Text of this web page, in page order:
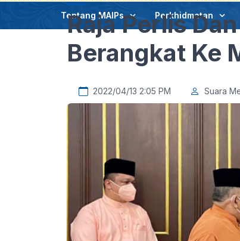
Tentang MAIPs Perkhidmatan
Raja Perlis
Berangkat Ke
2022/04/13 2:05 PM Suara